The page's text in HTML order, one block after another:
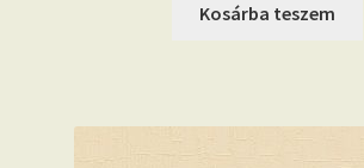
Kosárba teszem